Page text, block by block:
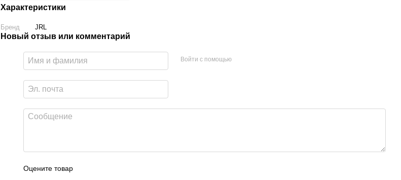
Характеристики
Бренд JRL
Новый отзыв или комментарий
Войти с помощью
Оцените товар